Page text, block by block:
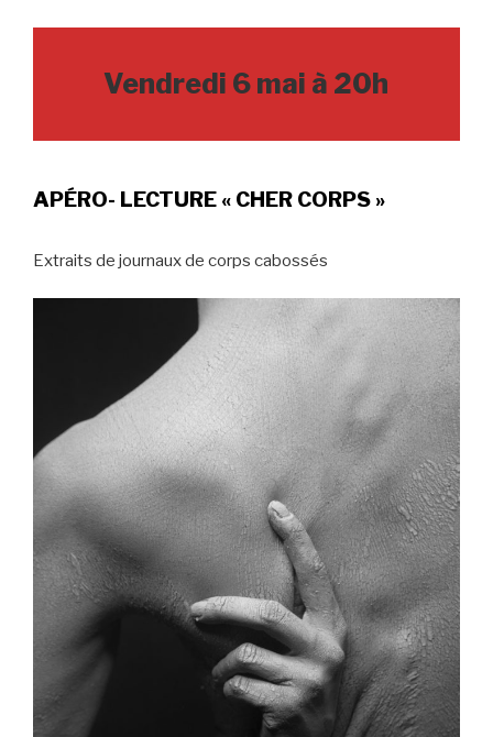
Vendredi 6 mai à 20h
APÉRO- LECTURE « CHER CORPS »
Extraits de journaux de corps cabossés